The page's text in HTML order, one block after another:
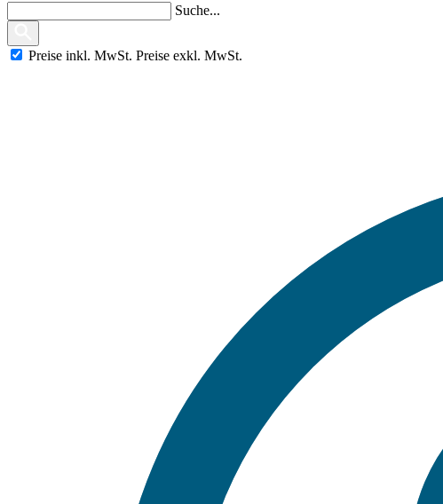
Suche...
Preise inkl. MwSt. Preise exkl. MwSt.